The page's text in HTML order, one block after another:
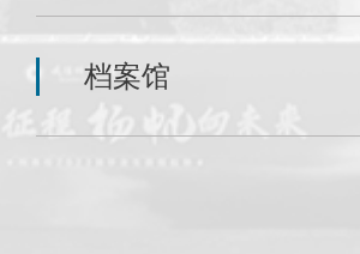
档案馆